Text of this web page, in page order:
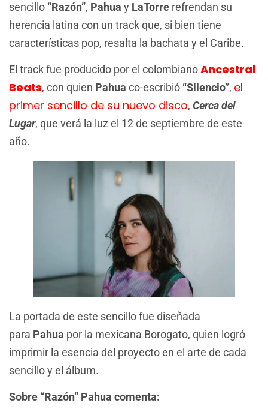
sencillo “Razón”, Pahua y LaTorre refrendan su
herencia latina con un track que, si bien tiene
características pop, resalta la bachata y el Caribe.
El track fue producido por el colombianoAncestral
Beats, con quien Pahua co-escribió “Silencio”, el
primer sencillo de su nuevo disco, Cerca del
Lugar, que verá la luz el 12 de septiembre de este
año.
La portada de este sencillo fue diseñada
para Pahua por la mexicana Borogato, quien logró
imprimir la esencia del proyecto en el arte de cada
sencillo y el álbum.
Sobre “Razón” Pahua comenta: